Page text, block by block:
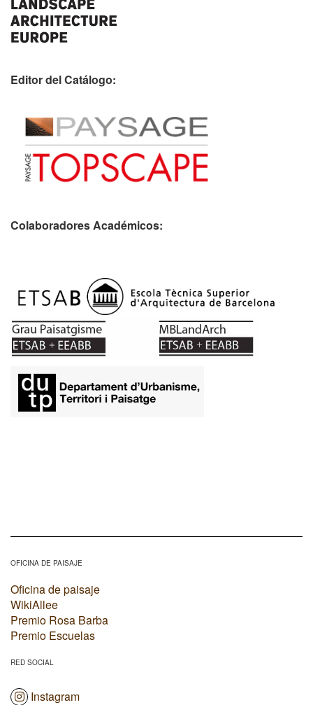
Editor del Catálogo:
Colaboradores Académicos:
OFICINA DE PAISAJE
Oficina de paisaje
WikiAllee
Premio Rosa Barba
Premio Escuelas
RED SOCIAL
Instagram